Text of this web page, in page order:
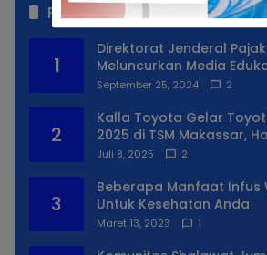
Populer
1
Direktorat Jenderal
Meluncurkan Media
Simulator Coretax
September 25, 2024 2
2
Kalla Toyota Gelar
2025 di TSM Makassar,
Spesial
Juli 8, 2025 2
3
Beberapa Manfaat Infus
Untuk Kesehatan Anda
Maret 13, 2023 1